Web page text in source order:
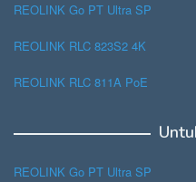
REOLINK Go PT Ultra SP
REOLINK RLC 823S2 4K
REOLINK RLC 811A PoE
REOLINK Go PT Ultra SP